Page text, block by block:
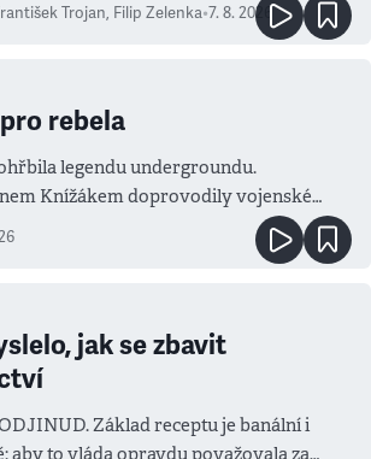
Trojan, Filip Zelenka•7. 8. 2026
rebela
legendu undergroundu.
Knížákem doprovodily vojenské
jak se zbavit
Základ receptu je banální i
aby to vláda opravdu považovala za